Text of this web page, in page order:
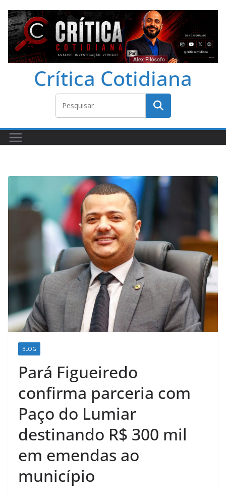
Crítica Cotidiana
BLOG
Pará Figueiredo
confirma parceria com
Paço do Lumiar
destinando R$ 300 mil
em emendas ao
município